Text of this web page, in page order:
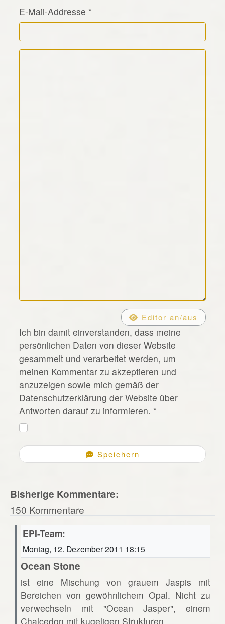
E-Mail-Addresse *
Kommentar Text
Editor an/aus
Ich bin damit einverstanden, dass meine
persönlichen Daten von dieser Website
gesammelt und verarbeitet werden, um
meinen Kommentar zu akzeptieren und
anzuzeigen sowie mich gemäß der
Datenschutzerklärung der Website über
Antworten darauf zu informieren. *
Speichern
Bisherige Kommentare:
150 Kommentare
EPI-Team:
Montag, 12. Dezember 2011 18:15
Ocean Stone
ist eine Mischung von grauem Jaspis mit
Bereichen von gewöhnlichem Opal. Nicht zu
verwechseln mit "Ocean Jasper", einem
Chalcedon mit kugeligen Strukturen.